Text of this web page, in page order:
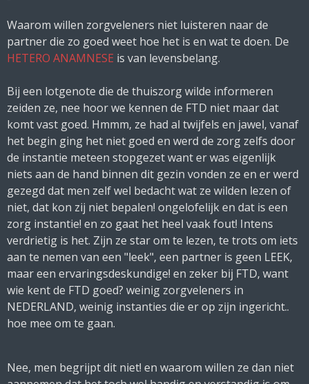
Waarom willen zorgveleners niet luisteren naar de
partner die zo goed weet hoe het is en wat te doen. De
HETERO ANAMNESE is van levensbelang.
Bij een lotgenote die de thuiszorg wilde informeren
zeiden ze, nee hoor we kennen de FTD niet maar dat
komt vast goed. Hmmm, ze had al twijfels en jawel, vanaf
het begin ging het niet goed en werd de zorg zelfs door
de instantie meteen stopgezet want er was eigenlijk
niets aan de hand binnen dit gezin vonden ze en er werd
gezegd dat men zelf wel bedacht wat ze wilden lezen of
niet, dat kon zij niet bepalen! ongelofelijk en dat is een
zorg instantie! en zo gaat het heel vaak fout! Intens
verdrietig is het. Zijn ze star om te lezen, te trots om iets
aan te nemen van een "leek", een partner is geen LEEK,
maar een ervaringsdeskundige! en zeker bij FTD, want
wie kent de FTD goed? weinig zorgveleners in
NEDERLAND, weinig instanties die er op zijn ingericht..
hoe mee om te gaan.
Nee, men begrijpt dit niet! en waarom willen ze dan niet